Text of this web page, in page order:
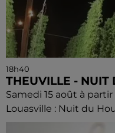
18h40
THEUVILLE - NUIT
Samedi 15 août à
Louasville : Nuit du